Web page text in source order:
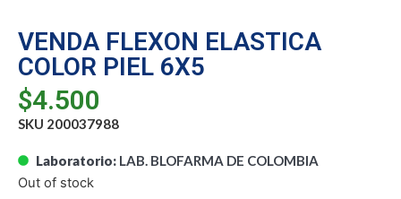
VENDA FLEXON ELASTICA
COLOR PIEL 6X5
$4.500
SKU 200037988
Laboratorio: LAB. BLOFARMA DE COLOMBIA
Out of stock